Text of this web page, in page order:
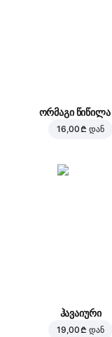
ორმაგი წიწილა
16,00 ₾ დან
ჰავაიური
19,00 ₾ დან